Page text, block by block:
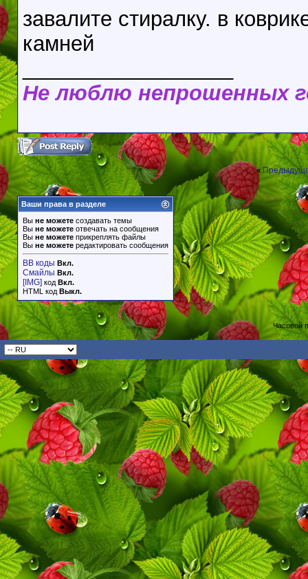
завалите стиралку. в
камней
Не люблю непрошенных
«
Ваши права в разделе
Вы не можете создавать темы
Вы не можете отвечать на сообщения
Вы не можете прикреплять файлы
Вы не можете редактировать сообщения
BB коды Вкл.
Смайлы Вкл.
[IMG] код Вкл.
HTML код Выкл.
Часовой